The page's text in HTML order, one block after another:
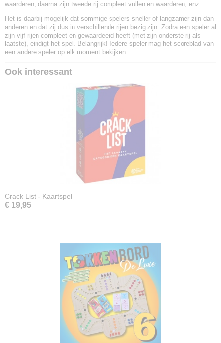
waarderen, daarna zijn tweede rij compleet vullen en waarderen, enz.
Het is daarbij mogelijk dat sommige spelers sneller of langzamer zijn dan
anderen en dat zij dus in verschillende rijen bezig zijn. Zodra een speler al
zijn vijf rijen compleet en gewaardeerd heeft (met zijn onderste rij als
laatste), eindigt het spel. Belangrijk! Iedere speler mag het scoreblad van
een andere speler op elk moment bekijken.
Ook interessant
Crack List - Kaartspel
€ 19,95